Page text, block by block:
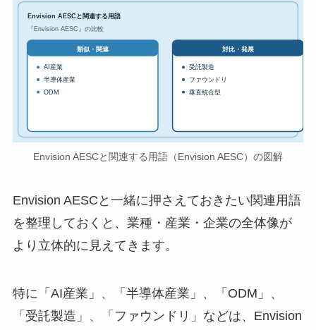
Envision AESCと関連する用語
『Envision AESC』の比較
類似・関連
AI産業
半導体産業
ODM
対比・発展
受託製造
ファウンドリ
垂直統合型
Envision AESCと関連する用語（Envision AESC）の図解
Envision AESCと一緒に押さえておきたい関連用語
を整理しておくと、業種・産業・企業の全体像が
より立体的に見えてきます。
特に「AI産業」、「半導体産業」、「ODM」、
「受託製造」、「ファウンドリ」などは、Envision